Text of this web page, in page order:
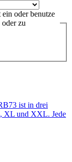
oder benutze
zu
ist in drei
XL und XXL. Jede